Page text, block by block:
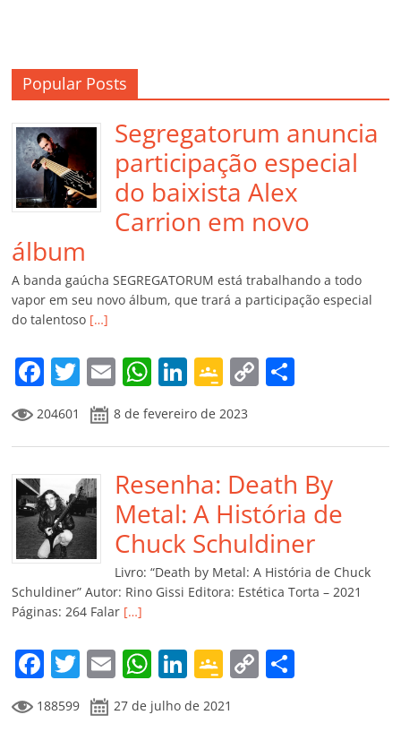
Popular Posts
Segregatorum anuncia
participação especial
do baixista Alex
Carrion em novo
álbum
A banda gaúcha SEGREGATORUM está trabalhando a todo
vapor em seu novo álbum, que trará a participação especial
do talentoso […]
F
a
c
e
b
o
o
k
T
w
itt
er
E
m
ai
l
W
at
s
A
p
p
Li
k
e
dI
n
G
o
o
gl
e
Cl
a
ss
ro
m
C
y
Li
n
k
p
ar
til
h
ar
204601 8 de fevereiro de 2023
Resenha: Death By
Metal: A História de
Chuck Schuldiner
Livro: “Death by Metal: A História de Chuck
Schuldiner” Autor: Rino Gissi Editora: Estética Torta – 2021
Páginas: 264 Falar […]
F
a
c
T
w
itt
E
m
ai
W
h
at
Li
n
k
G
o
o
C
188599 27 de julho de 2021